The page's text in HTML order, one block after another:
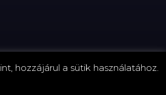
Süti-beállítások
hozzájárul a sütik használatához.